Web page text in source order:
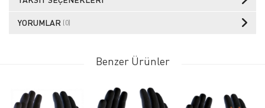
YORUMLAR (0)
Benzer Ürünler